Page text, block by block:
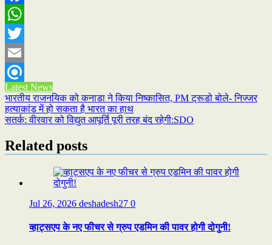
Facebook
WhatsApp
Twitter
Email
Refind
Latest News
Post
navigation
भारतीय राजनयिक को कनाडा ने किया निष्कासित, PM ट्रूडो बोले- निज्जर
हत्याकांड में हो सकता है भारत का हाथ
सतर्क: वीरवार को विद्युत आपूर्ति पूरी तरह बंद रहेगी:SDO
Related posts
Jul 26, 2026 deshadesh27 0
व्हाट्सएप के नए फीचर से ग्रुप एडमिन की पावर होगी दोगुनी!